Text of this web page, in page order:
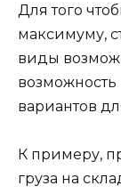
Для того
максимуму,
виды
вариантов
К примеру,
груза на